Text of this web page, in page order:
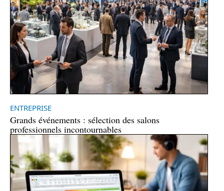
ENTREPRISE
Grands événements : sélection des salons
professionnels incontournables